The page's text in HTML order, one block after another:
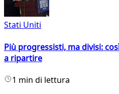
Stati Uniti
Più progressisti, ma divisi:
a ripartire
1 min di lettura